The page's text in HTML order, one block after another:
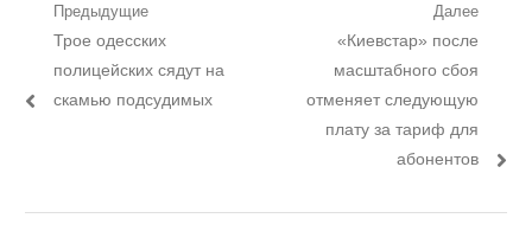
Навигация
записям
Предыдущие
Предыдущий
пост:
Трое одесских
полицейских сядут на
скамью подсудимых
Далее
Следующий
пост:
«Киевстар» после
масштабного сбоя
отменяет следующую
плату за тариф для
абонентов